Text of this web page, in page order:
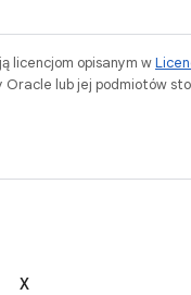
licencjom opisanym w
lub jej podmiotów
X